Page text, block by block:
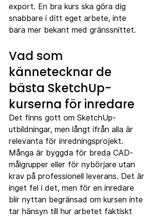
export. En bra kurs ska göra dig
snabbare i ditt eget arbete, inte
bara mer bekant med gränssnittet.
Vad som
kännetecknar de
bästa SketchUp-
kurserna för inredare
Det finns gott om SketchUp-
utbildningar, men långt ifrån alla är
relevanta för inredningsprojekt.
Många är byggda för breda CAD-
målgrupper eller för nybörjare utan
krav på professionell leverans. Det är
inget fel i det, men för en inredare
blir nyttan begränsad om kursen inte
tar hänsyn till hur arbetet faktiskt